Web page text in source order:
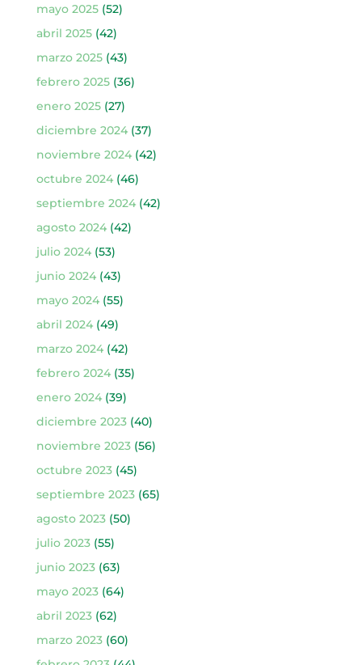
mayo 2025(52)
abril 2025(42)
marzo 2025(43)
febrero 2025(36)
enero 2025(27)
diciembre 2024(37)
noviembre 2024(42)
octubre 2024(46)
septiembre 2024(42)
agosto 2024(42)
julio 2024(53)
junio 2024(43)
mayo 2024(55)
abril 2024(49)
marzo 2024(42)
febrero 2024(35)
enero 2024(39)
diciembre 2023(40)
noviembre 2023(56)
octubre 2023(45)
septiembre 2023(65)
agosto 2023(50)
julio 2023(55)
junio 2023(63)
mayo 2023(64)
abril 2023(62)
marzo 2023(60)